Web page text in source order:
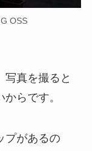
OSS
写真を撮ると
らです。
プがあるの